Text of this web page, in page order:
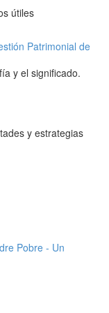
útiles
Patrimonial de
y el significado.
y estrategias
Pobre - Un